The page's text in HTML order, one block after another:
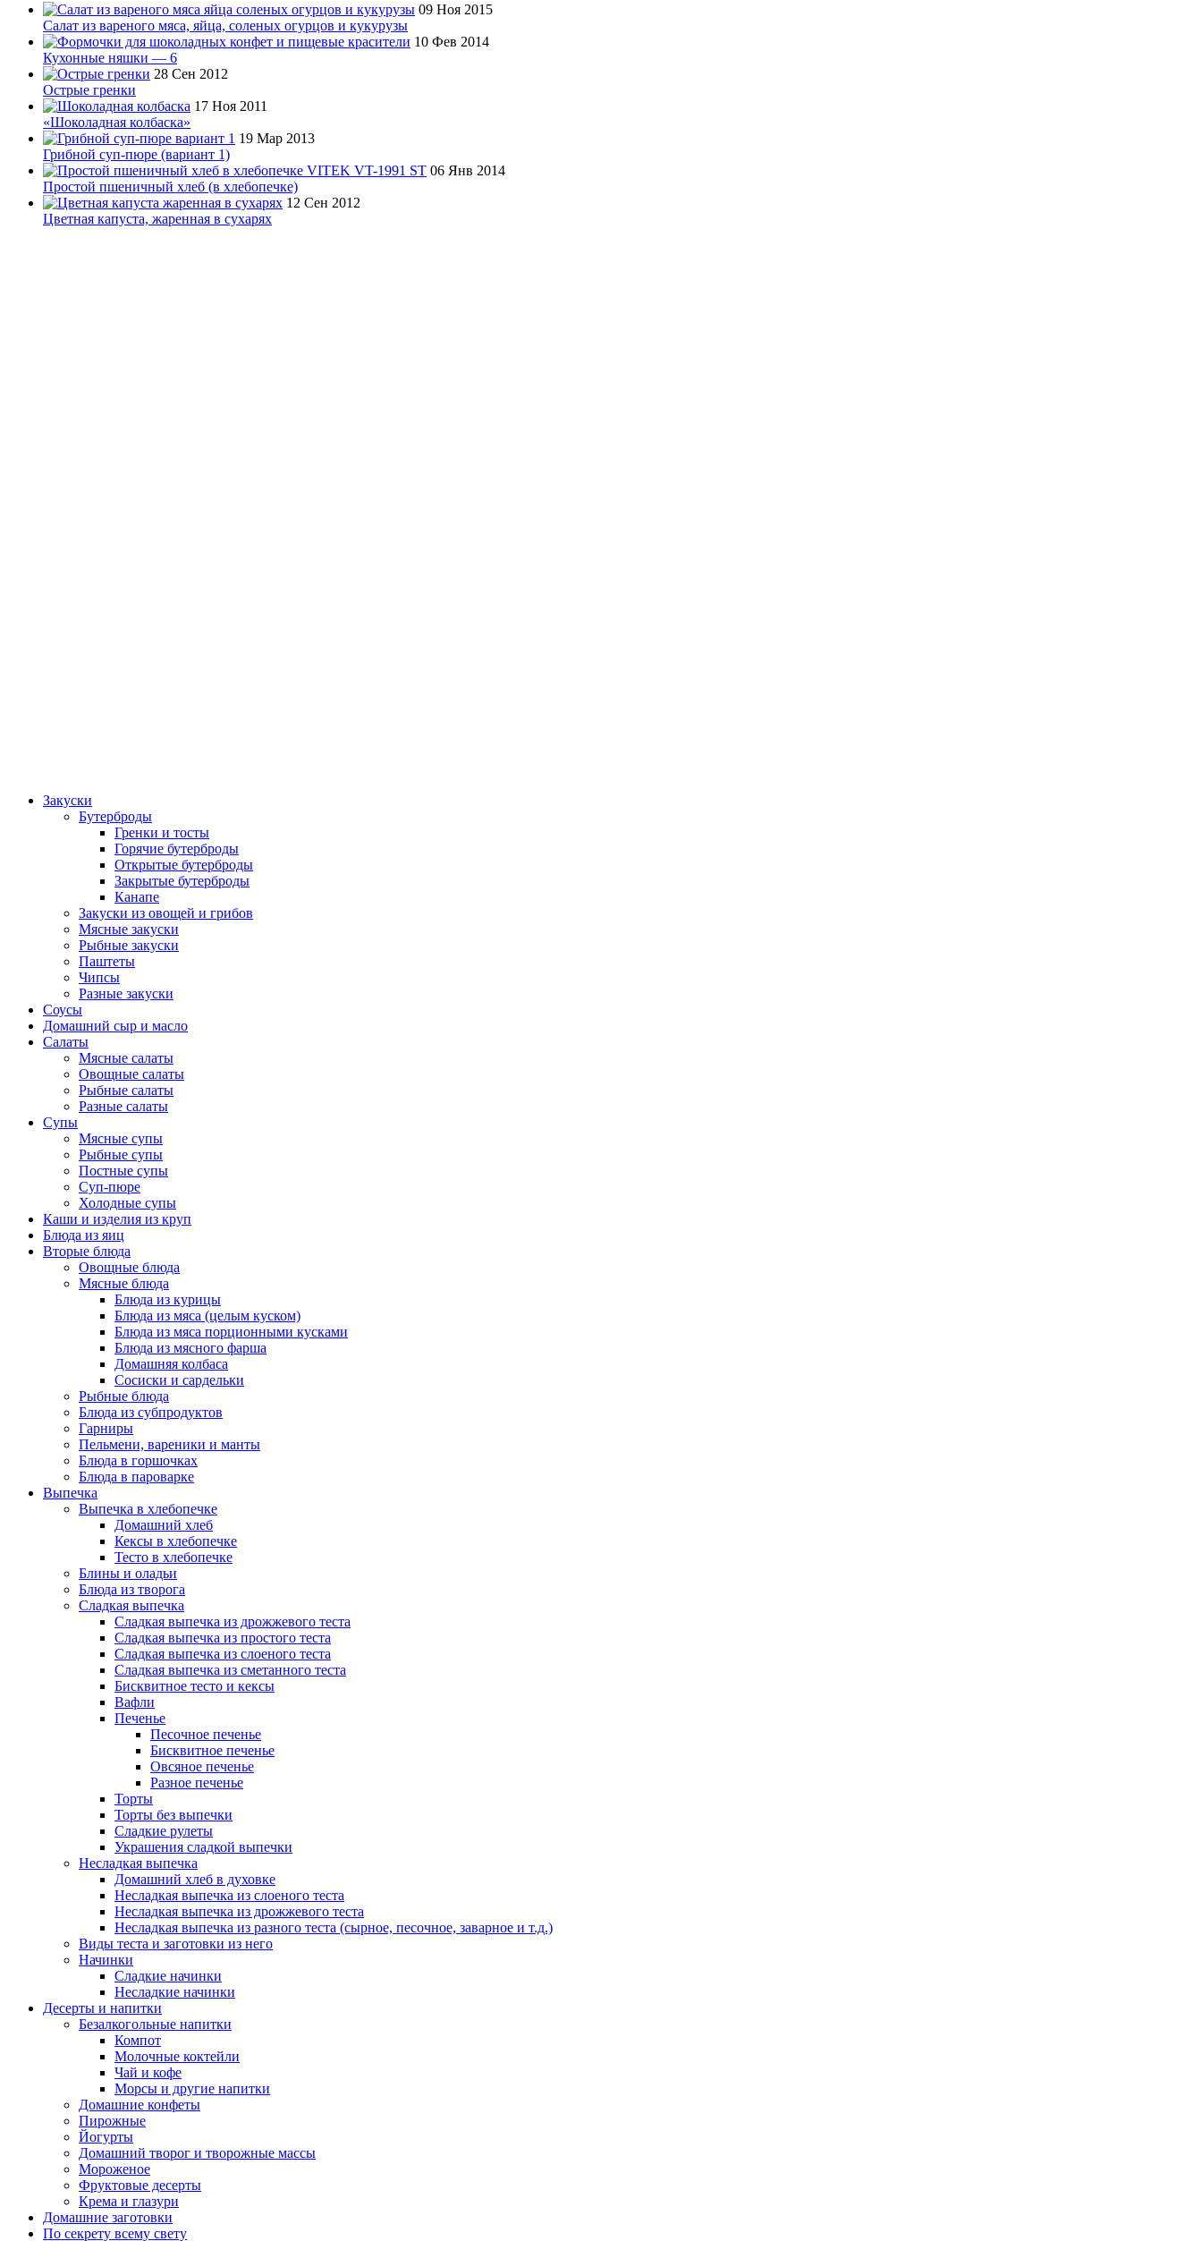
09 Ноя 2015
Салат из вареного мяса, яйца, соленых огурцов и кукурузы
10 Фев 2014
Кухонные няшки — 6
28 Сен 2012
Острые гренки
17 Ноя 2011
«Шоколадная колбаска»
19 Мар 2013
Грибной суп-пюре (вариант 1)
06 Янв 2014
Простой пшеничный хлеб (в хлебопечке)
12 Сен 2012
Цветная капуста, жаренная в сухарях
Закуски
Бутерброды
Гренки и тосты
Горячие бутерброды
Открытые бутерброды
Закрытые бутерброды
Канапе
Закуски из овощей и грибов
Мясные закуски
Рыбные закуски
Паштеты
Чипсы
Разные закуски
Соусы
Домашний сыр и масло
Салаты
Мясные салаты
Овощные салаты
Рыбные салаты
Разные салаты
Супы
Мясные супы
Рыбные супы
Постные супы
Суп-пюре
Холодные супы
Каши и изделия из круп
Блюда из яиц
Вторые блюда
Овощные блюда
Мясные блюда
Блюда из курицы
Блюда из мяса (целым куском)
Блюда из мяса порционными кусками
Блюда из мясного фарша
Домашняя колбаса
Сосиски и сардельки
Рыбные блюда
Блюда из субпродуктов
Гарниры
Пельмени, вареники и манты
Блюда в горшочках
Блюда в пароварке
Выпечка
Выпечка в хлебопечке
Домашний хлеб
Кексы в хлебопечке
Тесто в хлебопечке
Блины и оладьи
Блюда из творога
Сладкая выпечка
Сладкая выпечка из дрожжевого теста
Сладкая выпечка из простого теста
Сладкая выпечка из слоеного теста
Сладкая выпечка из сметанного теста
Бисквитное тесто и кексы
Вафли
Печенье
Песочное печенье
Бисквитное печенье
Овсяное печенье
Разное печенье
Торты
Торты без выпечки
Сладкие рулеты
Украшения сладкой выпечки
Несладкая выпечка
Домашний хлеб в духовке
Несладкая выпечка из слоеного теста
Несладкая выпечка из дрожжевого теста
Несладкая выпечка из разного теста (сырное, песочное, заварное и т.д.)
Виды теста и заготовки из него
Начинки
Сладкие начинки
Несладкие начинки
Десерты и напитки
Безалкогольные напитки
Компот
Молочные коктейли
Чай и кофе
Морсы и другие напитки
Домашние конфеты
Пирожные
Йогурты
Домашний творог и творожные массы
Мороженое
Фруктовые десерты
Крема и глазури
Домашние заготовки
По секрету всему свету